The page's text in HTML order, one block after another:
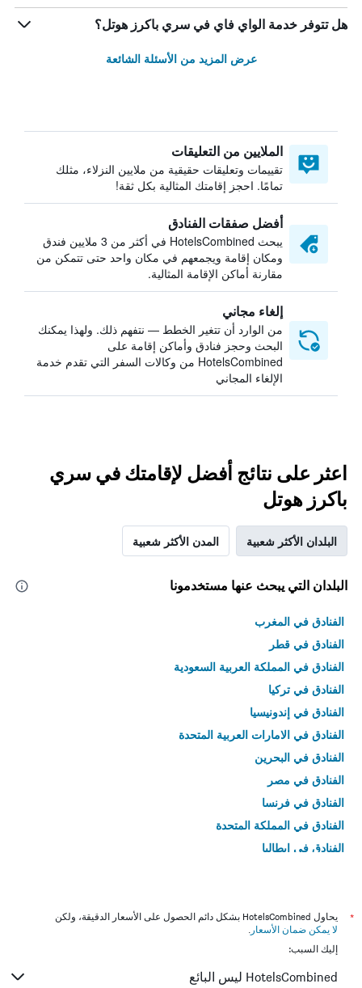
هل تتوفر خدمة الواي فاي في سري باكرز هوتل؟
عرض المزيد من الأسئلة الشائعة
الملايين من التعليقات
تقييمات وتعليقات حقيقية من ملايين النزلاء، مثلك
تمامًا. احجز إقامتك المثالية بكل ثقة!
أفضل صفقات الفنادق
يبحث HotelsCombined في أكثر من 3 ملايين فندق
ومكان إقامة ويجمعهم في مكان واحد حتى تتمكن من
مقارنة أماكن الإقامة المثالية.
إلغاء مجاني
من الوارد أن تتغير الخطط — نتفهم ذلك. ولهذا يمكنك
البحث وحجز فنادق وأماكن إقامة على
HotelsCombined من وكالات السفر التي تقدم خدمة
الإلغاء المجاني
اعثر على نتائج أفضل لإقامتك في سري
باكرز هوتل
البلدان الأكثر شعبية المدن الأكثر شعبية
البلدان التي يبحث عنها مستخدمونا
الفنادق في المغرب
الفنادق في قطر
الفنادق في المملكة العربية السعودية
الفنادق في تركيا
الفنادق في إندونيسيا
الفنادق في الامارات العربية المتحدة
الفنادق في البحرين
الفنادق في مصر
الفنادق في فرنسا
الفنادق في المملكة المتحدة
الفنادق في إيطاليا
*
يحاول HotelsCombined بشكل دائم الحصول على الأسعار الدقيقة، ولكن
لا يمكن ضمان الأسعار .
إليك السبب:
HotelsCombined ليس البائع